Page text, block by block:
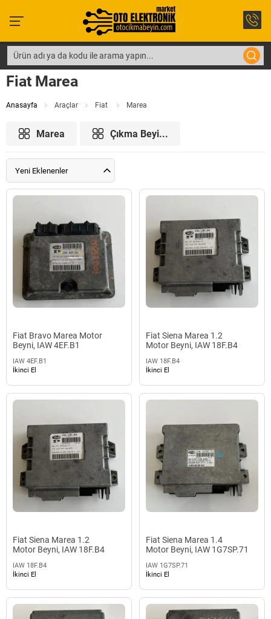
Fiat Marea
Anasayfa Araçlar Fiat Marea
Marea Çıkma Beyi...
Yeni Eklenenler
Fiat Bravo Marea Motor
Beyni, IAW 4EF.B1
IAW 4EF.B1
İkinci El
Fiat Siena Marea 1.2
Motor Beyni, IAW 18F.B4
IAW 18F.B4
İkinci El
Fiat Siena Marea 1.2
Motor Beyni, IAW 18F.B4
IAW 18F.B4
İkinci El
Fiat Siena Marea 1.4
Motor Beyni, IAW 1G7SP.71
IAW 1G7SP.71
İkinci El